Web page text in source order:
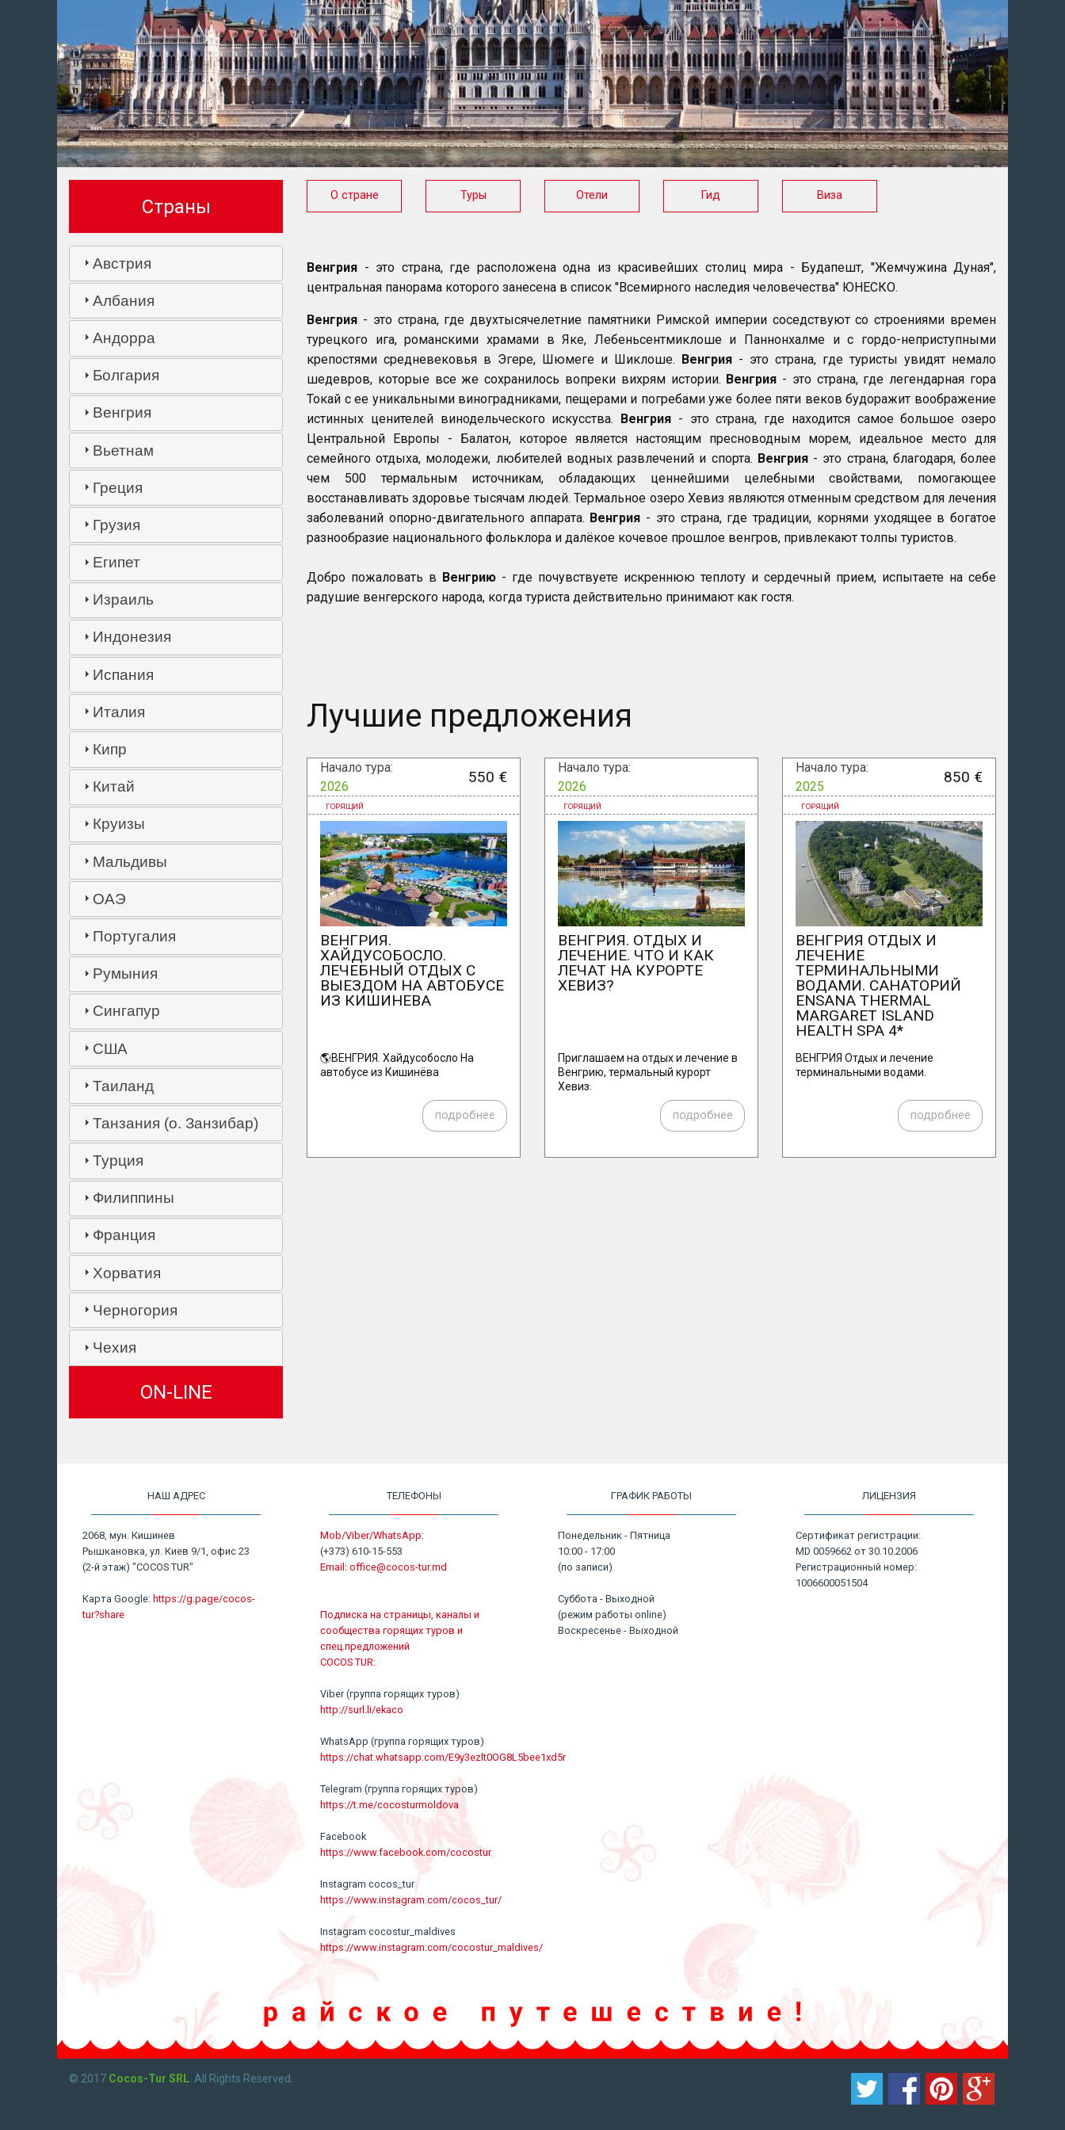
О стране Туры Отели Гид Виза
Венгрия - это страна, где расположена одна из красивейших столиц мира - Будапешт, "Жемчужина Дуная",
центральная панорама которого занесена в список "Всемирного наследия человечества" ЮНЕСКО.
Венгрия - это страна, где двухтысячелетние памятники Римской империи соседствуют со строениями времен
турецкого ига, романскими храмами в Яке, Лебеньсентмиклоше и Паннонхалме и с гордо-неприступными
крепостями средневековья в Эгере, Шюмеге и Шиклоше. Венгрия - это страна, где туристы увидят немало
шедевров, которые все же сохранилось вопреки вихрям истории. Венгрия - это страна, где легендарная гора
Токай с ее уникальными виноградниками, пещерами и погребами уже более пяти веков будоражит воображение
истинных ценителей винодельческого искусства. Венгрия - это страна, где находится самое большое озеро
Центральной Европы - Балатон, которое является настоящим пресноводным морем, идеальное место для
семейного отдыха, молодежи, любителей водных развлечений и спорта. Венгрия- это страна, благодаря, более
чем 500 термальным источникам, обладающих ценнейшими целебными свойствами, помогающее
восстанавливать здоровье тысячам людей. Термальное озеро Хевиз являются отменным средством для лечения
заболеваний опорно-двигательного аппарата. Венгрия - это страна, где традиции, корнями уходящее в богатое
разнообразие национального фольклора и далёкое кочевое прошлое венгров, привлекают толпы туристов.
Добро пожаловать в Венгрию - где почувствуете искреннюю теплоту и сердечный прием, испытаете на себе
радушие венгерского народа, когда туриста действительно принимают как гостя.
Лучшие предложения
Начало тура:
2026
550 €
ВЕНГРИЯ.
ХАЙДУСОБОСЛО.
ЛЕЧЕБНЫЙ ОТДЫХ С
ВЫЕЗДОМ НА АВТОБУСЕ
ИЗ КИШИНЕВА
🌎ВЕНГРИЯ. Хайдусобосло На
автобусе из Кишинёва
подробнее
Начало тура:
2026
ВЕНГРИЯ. ОТДЫХ И
ЛЕЧЕНИЕ. ЧТО И КАК
ЛЕЧАТ НА КУРОРТЕ
ХЕВИЗ?
Приглашаем на отдых и лечение в
Венгрию, термальный курорт
Хевиз.
подробнее
Начало тура:
2025
850 €
ВЕНГРИЯ ОТДЫХ И
ЛЕЧЕНИЕ
ТЕРМИНАЛЬНЫМИ
ВОДАМИ. САНАТОРИЙ
ENSANA THERMAL
MARGARET ISLAND
HEALTH SPA 4*
ВЕНГРИЯ Отдых и лечение
терминальными водами.
подробнее
Страны
Австрия
Албания
Андорра
Болгария
Венгрия
Вьетнам
Греция
Грузия
Египет
Израиль
Индонезия
Испания
Италия
Кипр
Китай
Круизы
Мальдивы
ОАЭ
Португалия
Румыния
Сингапур
США
Таиланд
Танзания (о. Занзибар)
Турция
Филиппины
Франция
Хорватия
Черногория
Чехия
ON-LINE
НАШ АДРЕС
2068, мун. Кишинев
Рышкановка, ул. Киев 9/1, офис 23
(2-й этаж) "COCOS TUR"
Карта Google: https://g.page/cocos-
tur?share
ТЕЛЕФОНЫ
Mob/Viber/WhatsApp:
(+373) 610-15-553
Email: office@cocos-tur.md
Подписка на страницы, каналы и
сообщества горящих туров и
спец.предложений
COCOS TUR:
Viber (группа горящих туров)
http://surl.li/ekaco
WhatsApp (группа горящих туров)
https://chat.whatsapp.com/E9y3ezlt0OG8L5bee1xd5r
Telegram (группа горящих туров)
https://t.me/cocosturmoldova
Facebook
https://www.facebook.com/cocostur
Instagram cocos_tur
https://www.instagram.com/cocos_tur/
Instagram cocostur_maldives
https://www.instagram.com/cocostur_maldives/
ГРАФИК РАБОТЫ
Понедельник - Пятница
10:00 - 17:00
(по записи)
Суббота - Выходной
(режим работы online)
Воскресенье - Выходной
ЛИЦЕНЗИЯ
Сертификат регистрации:
MD 0059662 от 30.10.2006
Регистрационный номер:
1006600051504
© 2017 Cocos-Tur SRL. All Rights Reserved.